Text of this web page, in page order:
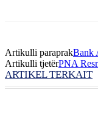
Artikulli paraprakBank
Artikulli tjetërPNA
ARTIKEL TERKAIT